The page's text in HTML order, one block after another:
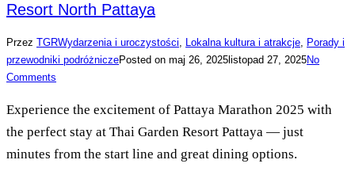
Resort North Pattaya
Przez TGRWydarzenia i uroczystości Lokalna kultura i atrakcje
Porady i
przewodniki podróżniczePosted on maj 26, 2025 listopad 27, 2025No
Comments
Experience the excitement of Pattaya Marathon 2025 with
the perfect stay at Thai Garden Resort Pattaya — just
minutes from the start line and great dining options.